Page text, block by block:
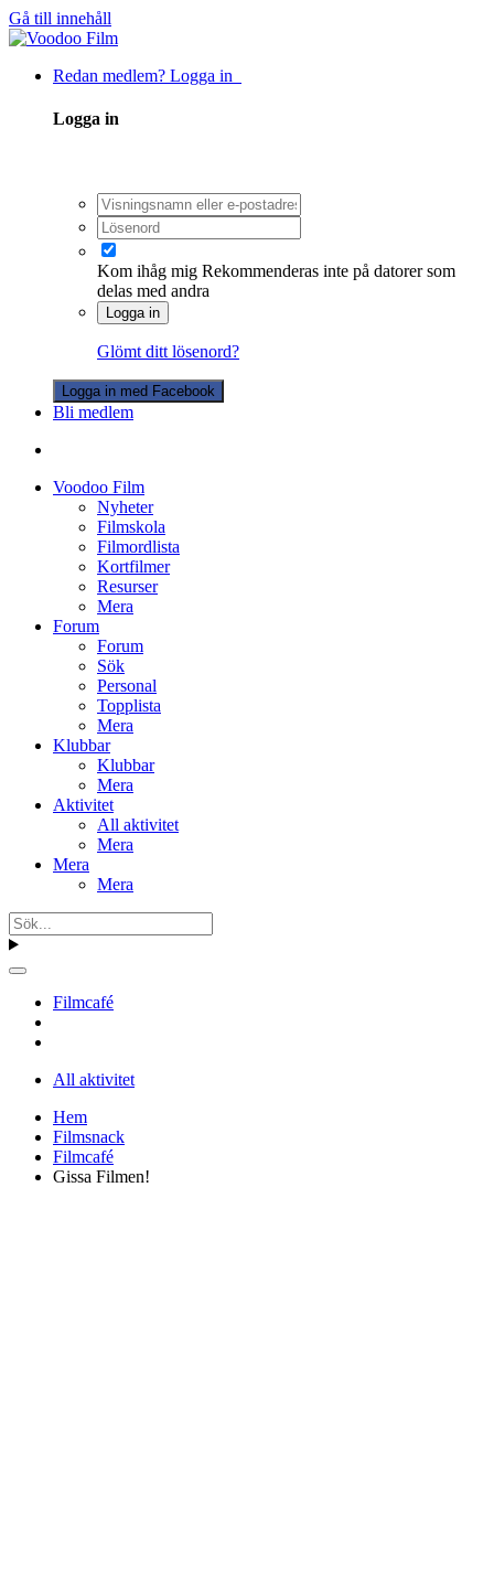
Gå till innehåll
Redan medlem? Logga in
Logga in
Kom ihåg mig Rekommenderas inte på datorer som
delas med andra
Logga in
Glömt ditt lösenord?
Logga in med Facebook
Bli medlem
Voodoo Film
Nyheter
Filmskola
Filmordlista
Kortfilmer
Resurser
Mera
Forum
Forum
Sök
Personal
Topplista
Mera
Klubbar
Klubbar
Mera
Aktivitet
All aktivitet
Mera
Mera
Mera
Filmcafé
All aktivitet
Hem
Filmsnack
Filmcafé
Gissa Filmen!